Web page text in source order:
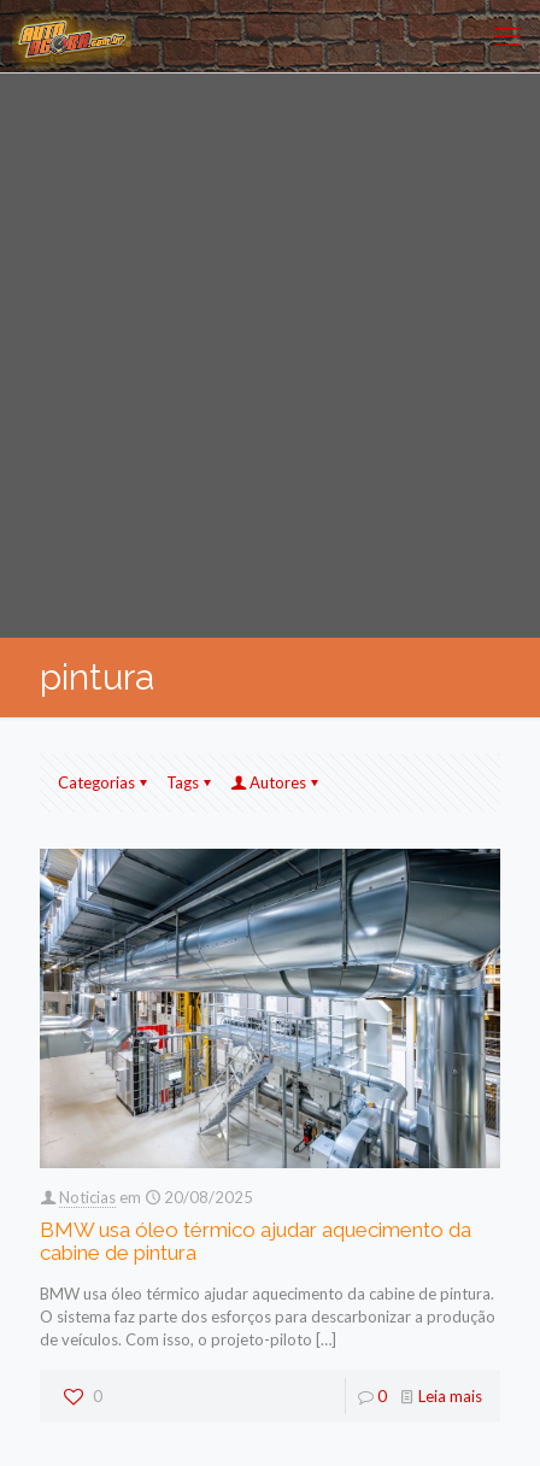
pintura
Categorias Tags Autores
Noticias em 20/08/2025
BMW usa óleo térmico ajudar aquecimento da
cabine de pintura
BMW usa óleo térmico ajudar aquecimento da cabine de pintura.
O sistema faz parte dos esforços para descarbonizar a produção
de veículos. Com isso, o projeto-piloto […]
0 0 Leia mais